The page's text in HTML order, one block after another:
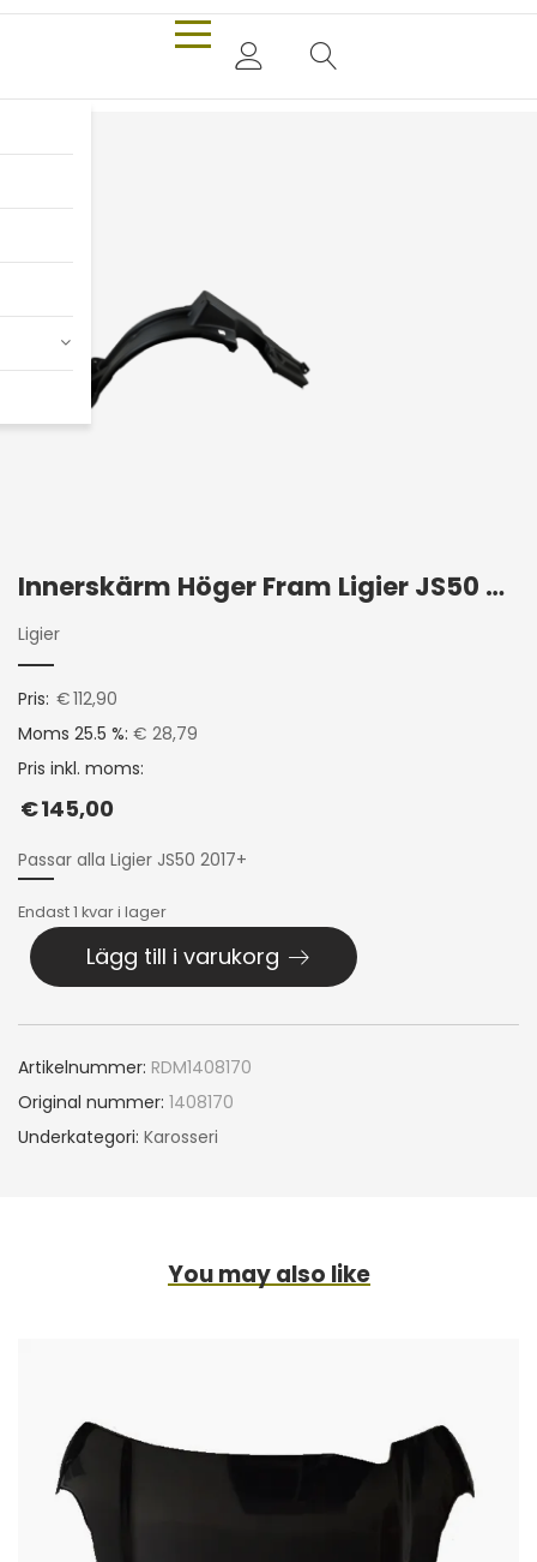
Innerskärm Höger Fram Ligier JS50 2017+
Ligier
Pris: €112,90
Moms 25.5 %: € 28,79
Pris inkl. moms:
€145,00
Passar alla Ligier JS50 2017+
Endast 1 kvar i lager
Lägg till i varukorg
Artikelnummer: RDM1408170
Original nummer: 1408170
Underkategori: Karosseri
You may also like